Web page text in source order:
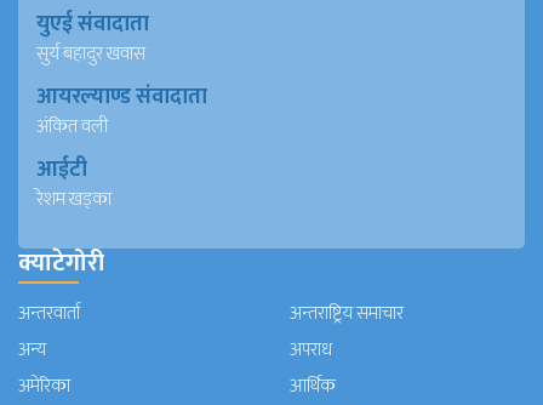
युएई संवादाता
सुर्य बहादुर खवास
आयरल्याण्ड संवादाता
अंकित वली
आईटी
रेशम खड्का
क्याटेगोरी
अन्तरवार्ता
अन्तराष्ट्रिय समाचार
अन्य
अपराध
अमेरिका
आर्थिक